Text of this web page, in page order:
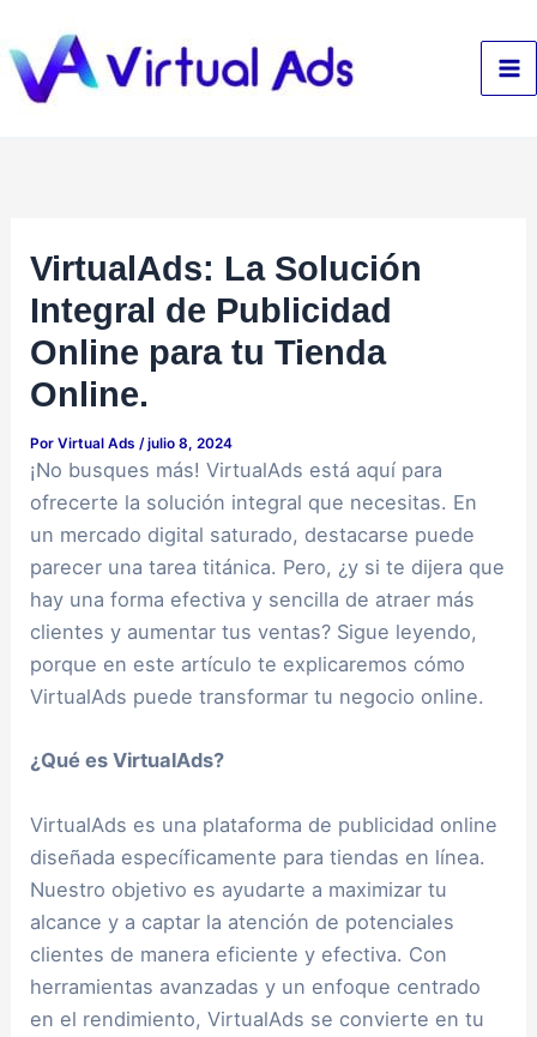
al
contenido
VirtualAds: La Solución
Integral de Publicidad
Online para tu Tienda
Online.
PorVirtual Ads/julio 8, 2024
¡No busques más! VirtualAds está aquí para
ofrecerte la solución integral que necesitas. En
un mercado digital saturado, destacarse puede
parecer una tarea titánica. Pero, ¿y si te dijera que
hay una forma efectiva y sencilla de atraer más
clientes y aumentar tus ventas? Sigue leyendo,
porque en este artículo te explicaremos cómo
VirtualAds puede transformar tu negocio online.
¿Qué es VirtualAds?
VirtualAds es una plataforma de publicidad online
diseñada específicamente para tiendas en línea.
Nuestro objetivo es ayudarte a maximizar tu
alcance y a captar la atención de potenciales
clientes de manera eficiente y efectiva. Con
herramientas avanzadas y un enfoque centrado
en el rendimiento, VirtualAds se convierte en tu